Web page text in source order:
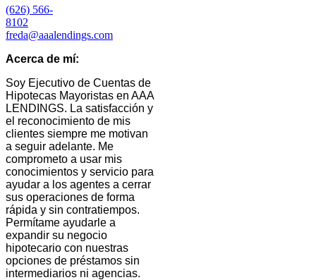
(626) 566-
8102
freda@aaalendings.com
Acerca de mí:
Soy Ejecutivo de Cuentas de
Hipotecas Mayoristas en AAA
LENDINGS. La satisfacción y
el reconocimiento de mis
clientes siempre me motivan
a seguir adelante. Me
comprometo a usar mis
conocimientos y servicio para
ayudar a los agentes a cerrar
sus operaciones de forma
rápida y sin contratiempos.
Permítame ayudarle a
expandir su negocio
hipotecario con nuestras
opciones de préstamos sin
intermediarios ni agencias.